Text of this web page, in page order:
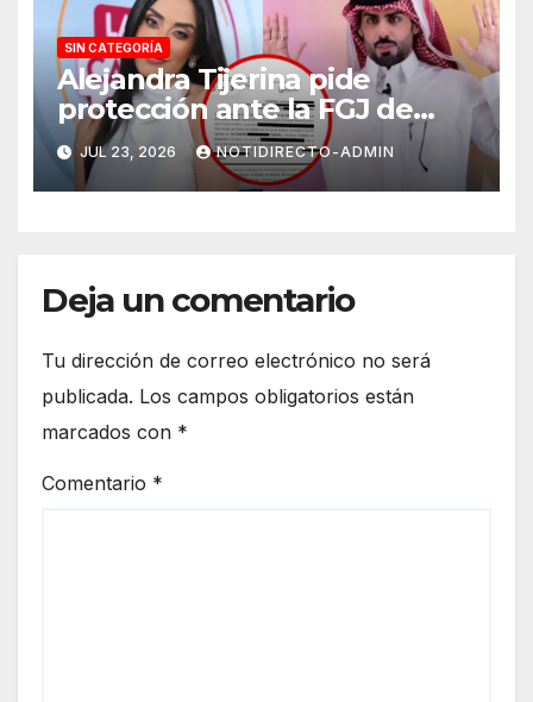
SIN CATEGORÍA
Alejandra Tijerina pide
protección ante la FGJ de
CdMx por vîolêncîa mediática
y psicológica de Masad
Altamimi, integrante de La
JUL 23, 2026 NOTIDIRECTO-ADMIN
Deja un comentario
Tu dirección de correo electrónico no será
publicada. Los campos obligatorios están
marcados con *
Comentario *